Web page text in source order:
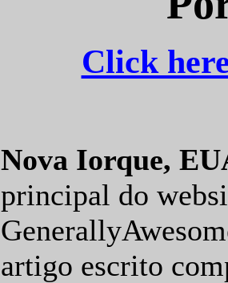
Click
Nova Iorque,
principal do
artigo escrito